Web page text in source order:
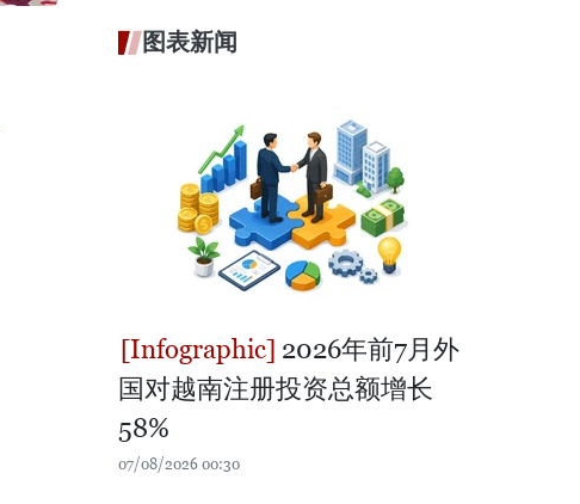
图表新闻
2026年前7月外
国对越南注册投资总额增长
58%
07/08/2026 00:30